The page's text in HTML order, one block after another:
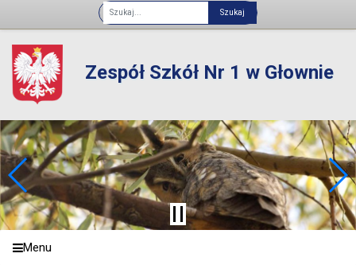
Fraza
Zespół Szkół Nr 1 w Głownie
Menu